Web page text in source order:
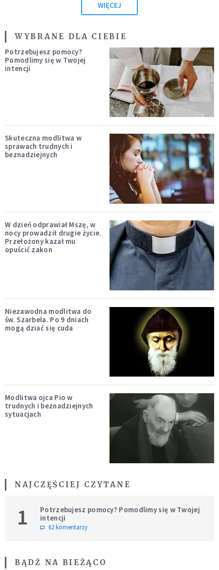
WIĘCEJ
WYBRANE DLA CIEBIE
Potrzebujesz pomocy?
Pomodlimy się w Twojej
intencji
Skuteczna modlitwa w
sprawach trudnych i
beznadziejnych
W dzień odprawiał Mszę, w
nocy prowadził drugie życie.
Przełożony kazał mu
opuścić zakon
Niezawodna modlitwa do
św. Szarbela. Po 9 dniach
mogą dziać się cuda
Modlitwa ojca Pio w
trudnych i beznadziejnych
sytuacjach
NAJCZĘŚCIEJ CZYTANE
1
Potrzebujesz pomocy? Pomodlimy się w Twojej
intencji
62 komentarzy
BĄDŹ NA BIEŻĄCO